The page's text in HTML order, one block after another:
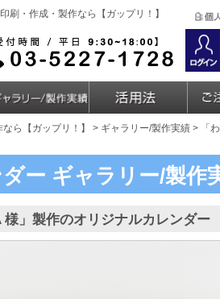
刷・作成・製作なら【ガップリ！】
ら【ガップリ！】 > ギャラリー/製作実績 > 「
ー ギャラリー/製作
様」製作のオリジナルカレンダー